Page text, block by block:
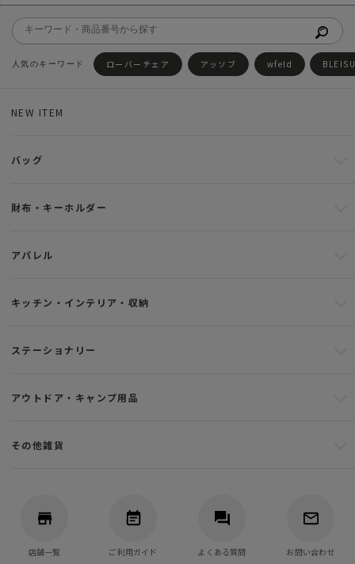
ローバーチェア アッソブ wfeld
NEW ITEM
バッグ
財布・キーホルダー
アパレル
キッチン・インテリア・収納
ステーショナリー
アウトドア・キャンプ用品
その他雑貨
店舗一覧 ご利用ガイド よくある質問 お問い合わせ